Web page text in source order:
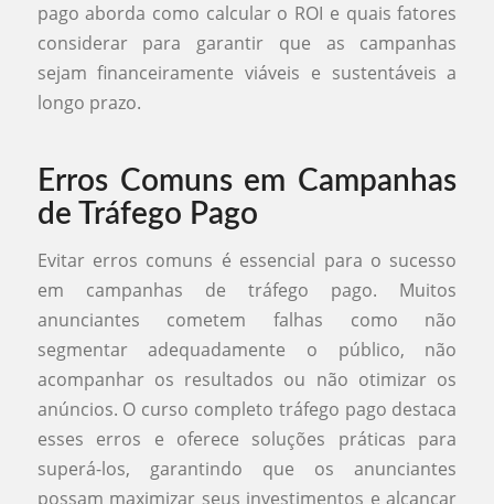
pago aborda como calcular o ROI e quais fatores
considerar para garantir que as campanhas
sejam financeiramente viáveis e sustentáveis a
longo prazo.
Erros Comuns em Campanhas
de Tráfego Pago
Evitar erros comuns é essencial para o sucesso
em campanhas de tráfego pago. Muitos
anunciantes cometem falhas como não
segmentar adequadamente o público, não
acompanhar os resultados ou não otimizar os
anúncios. O curso completo tráfego pago destaca
esses erros e oferece soluções práticas para
superá-los, garantindo que os anunciantes
possam maximizar seus investimentos e alcançar